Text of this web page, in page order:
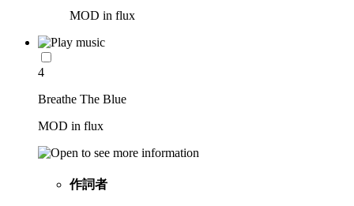
MOD in flux
4
Breathe The Blue
MOD in flux
作詞者